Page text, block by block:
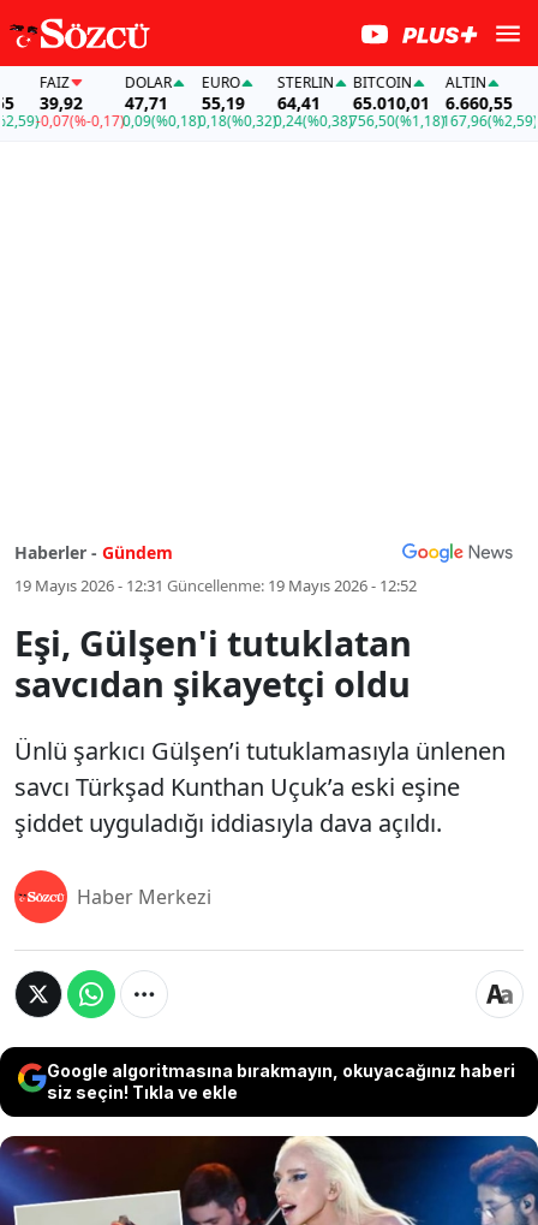
FAİZ
39,92
-0,07(%-0,17)
DOLAR
47,71
0,09(%0,18)
EURO
55,19
0,18(%0,32)
STERLIN
64,41
0,24(%0,38)
BITCOIN
65.010,01
756,50(%1,18)
ALTIN
6.660,55
167,96(%2,59)-
Haberler - Gündem
19 Mayıs 2026 - 12:31 Güncellenme: 19 Mayıs 2026 - 12:52
Eşi, Gülşen'i tutuklatan
savcıdan şikayetçi oldu
Ünlü şarkıcı Gülşen’i tutuklamasıyla ünlenen
savcı Türkşad Kunthan Uçuk’a eski eşine
şiddet uyguladığı iddiasıyla dava açıldı.
Haber Merkezi
Google algoritmasına bırakmayın, okuyacağınız haberi
siz seçin! Tıkla ve ekle